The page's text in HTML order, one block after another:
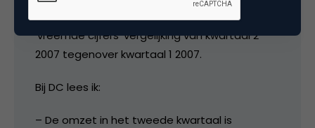
bericht van Tradedoubler gaat over de
‘vreemde cijfers’ vergelijking van kwartaal 2
2007 tegenover kwartaal 1 2007.
Bij DC lees ik:
– De omzet in het tweede kwartaal is